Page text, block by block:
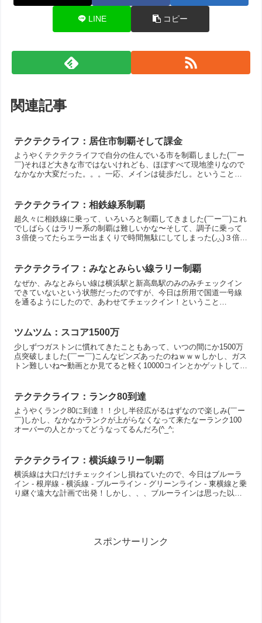
LINE コピー
関連記事
テクテクライフ：居住市制覇そして課金
ようやくテクテクライフで自分の住んでいる市を制覇しました(￣ー
￣)それほど大きな市ではないけれども、ほぼすべて現地塗りなので
なかなか大変だった。。。一応、メインは徒歩だし。ということも
テクテクライフ：相鉄線系制覇
超久々に相鉄線に乗って、いろいろと制覇してきました(￣ー￣)これ
でしばらくはラリー系の制覇は難しいかな〜そして、調子に乗って
３倍使ってたらエラー出まくりで時間無駄にしてしまった(◞‸◟)３倍使
テクテクライフ：みなとみらい線ラリー制覇
なぜか、みなとみらい線は横浜駅と新高島駅のみのみチェックイン
できていないという状態だったのですが、今日は所用で国道一号線
を通るようにしたので、あわせてチェックイン！ということ
ツムツム：スコア1500万
少しずつガストンに慣れてきたこともあって、いつの間にか1500万
点突破しました(￣ー￣)こんなピンズあったのねｗｗｗしかし、ガス
トン難しいね〜動画とか見てると軽く10000コインとかゲットしてる
テクテクライフ：ランク80到達
ようやくランク80に到達！！少し半径広がるはずなので楽しみ(￣ー
￣)しかし、なかなかランクが上がらなくなって来たなーランク100
オーバーの人とかってどうなってるんだろ(^_^;
テクテクライフ：横浜線ラリー制覇
横浜線は大口だけチェックインし損ねていたので、今日はブルーラ
イン - 根岸線 - 横浜線 - ブルーライン - グリーンライン - 東横線と乗
り継ぐ遠大な計画で出発！しかし、、、ブルーラインは思った以上
スポンサーリンク